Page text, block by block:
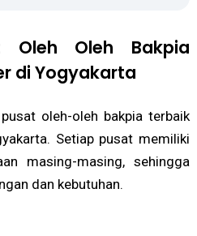
Oleh Oleh Bakpia
di Yogyakarta
oleh-oleh bakpia terbaik
Setiap pusat memiliki
masing-masing, sehingga
dan kebutuhan.